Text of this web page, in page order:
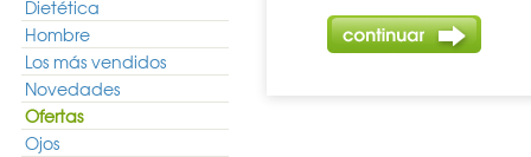
Dietética
Hombre
Los más vendidos
Novedades
Ofertas
Ojos